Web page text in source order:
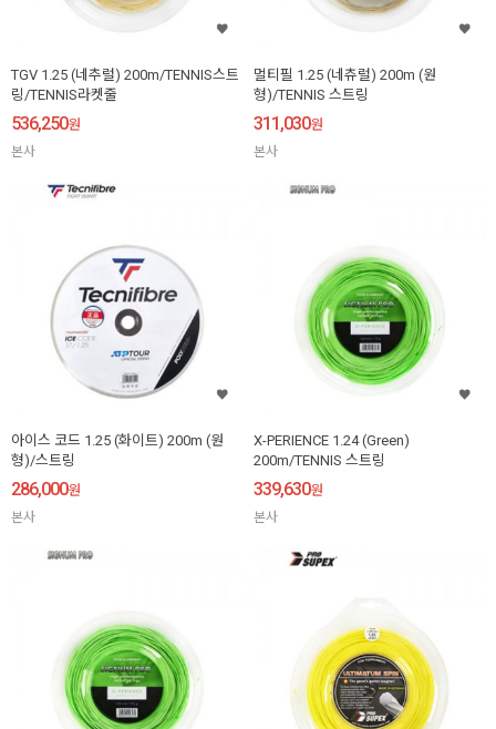
TGV 1.25 (네추럴) 200m/TENNIS스트
링/TENNIS라켓줄
536,250원
본사
멀티필 1.25 (네츄럴) 200m (원
형)/TENNIS 스트링
311,030원
본사
아이스 코드 1.25 (화이트) 200m (원
형)/스트링
286,000원
본사
X-PERIENCE 1.24 (Green)
200m/TENNIS 스트링
339,630원
본사